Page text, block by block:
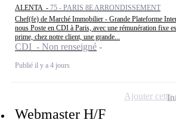
ALENTA - 75 - PARIS 8E ARRONDISSEMENT
Chef(fe) de Marché Immobilier - Grande Plateforme
nous Poste en CDI à Paris, avec une rémunération fixe
prime, chez notre client, une grande...
CDI - Non renseigné
Publié il y a 4 jours
Webmaster H/F
Ajouter cette